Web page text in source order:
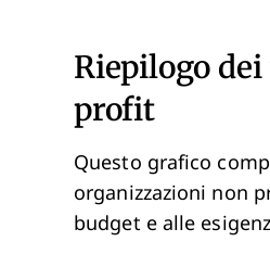
Riepilogo
profit
Questo grafico
organizzazioni non
budget e alle